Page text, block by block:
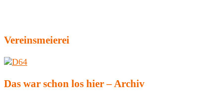
Vereinsmeierei
Das war schon los hier – Archiv